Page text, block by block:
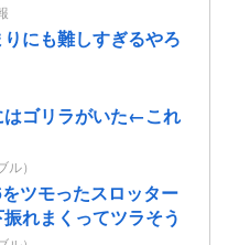
りにも難しすぎるやろ
はゴリラがいた←これ
）
ツモったスロッター
れまくってツラそう